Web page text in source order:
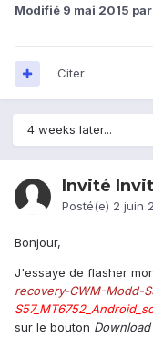
Modifié 9 mai 2015
Citer
4 weeks later...
Invité
Posté(e) 2 juin
Bonjour,
J'essaye de flasher
recovery-CWM-Modd-
sur le bouton Download